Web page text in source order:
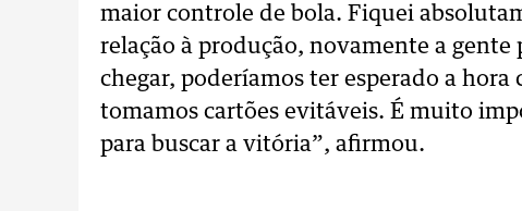
maior controle de bola. Fiquei
relação à produção, novamente a
chegar, poderíamos ter esperado a hora
tomamos cartões evitáveis. É muito
para buscar a vitória”, afirmou.